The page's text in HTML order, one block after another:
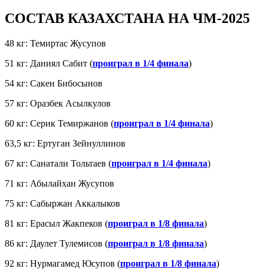
СОСТАВ КАЗАХСТАНА НА ЧМ-2025
48 кг: Темиртас Жусупов
51 кг: Даниял Сабит (проиграл в 1/4 финала)
54 кг: Сакен Бибосынов
57 кг: Оразбек Асылкулов
60 кг: Серик Темиржанов (проиграл в 1/4 финала)
63,5 кг: Ертуган Зейнуллинов
67 кг: Санатали Тольтаев (проиграл в 1/4 финала)
71 кг: Абылайхан Жусупов
75 кг: Сабыржан Аккалыков
81 кг: Ерасыл Жакпеков (проиграл в 1/8 финала)
86 кг: Даулет Тулемисов (проиграл в 1/8 финала)
92 кг: Нурмагамед Юсупов (проиграл в 1/8 финала)